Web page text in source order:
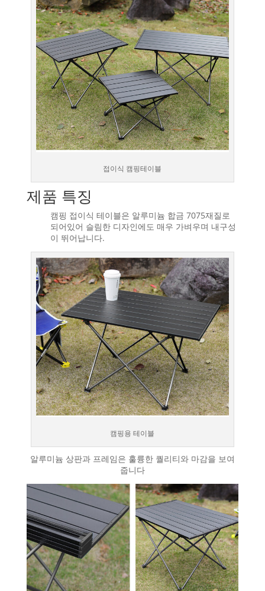
접이식 캠핑테이블
제품 특징
캠핑 접이식 테이블은 알루미늄 합금 7075재질로
되어있어 슬림한 디자인에도 매우 가벼우며 내구성
이 뛰어납니다.
캠핑용 테이블
알루미늄 상판과 프레임은 훌륭한 퀄리티와 마감을 보여
줍니다